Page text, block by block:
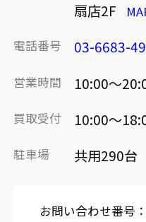
扇店2F
電話番号 03-6683-
営業時間 10:00～
買取受付 10:00～
駐車場 共用290台
お問い合わせ番号：